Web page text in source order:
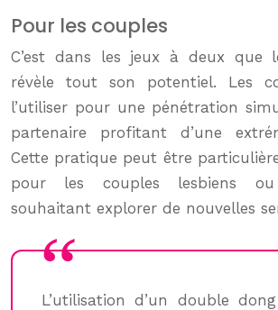
Pour les couples
C’est dans les jeux à deux que
révèle tout son potentiel. Les
l’utiliser pour une pénétration
partenaire profitant d’une
Cette pratique peut être
pour les couples lesbiens ou
souhaitant explorer de nouvelles
L’utilisation d’un double